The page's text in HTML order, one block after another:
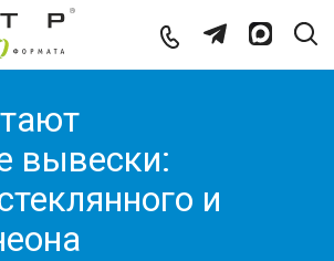
вывески:
и